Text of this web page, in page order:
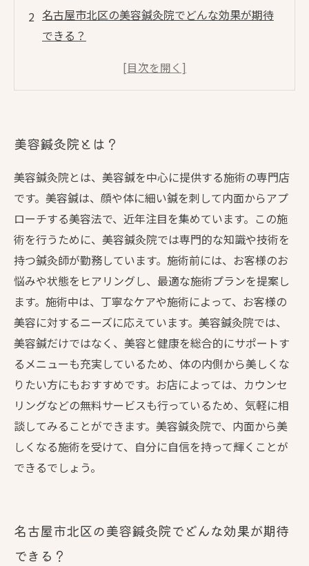
名古屋市北区の美容鍼灸院でどんな効果が期待
できる？
日常疲れを改善し自然治癒力を高めよう！
美容鍼灸院とは？
美容鍼灸院とは、美容鍼を中心に提供する施術の専門店
です。美容鍼は、顔や体に細い鍼を刺して内面からアプ
ローチする美容法で、近年注目を集めています。この施
術を行うために、美容鍼灸院では専門的な知識や技術を
持つ鍼灸師が勤務しています。施術前には、お客様のお
悩みや状態をヒアリングし、最適な施術プランを提案し
ます。施術中は、丁寧なケアや施術によって、お客様の
美容に対するニーズに応えています。美容鍼灸院では、
美容鍼だけではなく、美容と健康を総合的にサポートす
るメニューも充実しているため、体の内側から美しくな
りたい方にもおすすめです。お店によっては、カウンセ
リングなどの無料サービスも行っているため、気軽に相
談してみることができます。美容鍼灸院で、内面から美
しくなる施術を受けて、自分に自信を持って輝くことが
できるでしょう。
名古屋市北区の美容鍼灸院でどんな効果が期待
できる？